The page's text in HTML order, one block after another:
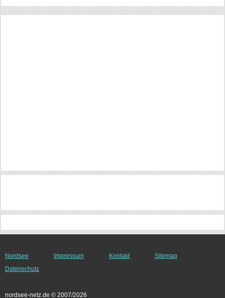
Nordsee Impressum Kontakt
Sitemap
Datenschutz
nordsee-netz.de © 2007/2026